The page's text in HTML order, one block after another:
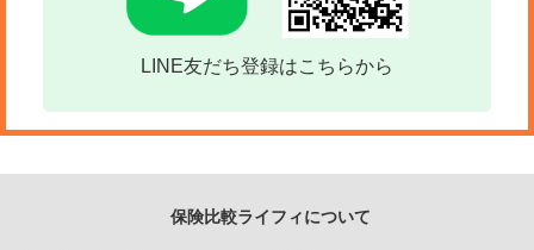
LINE友だち登録はこちらから
保険比較ライフィについて